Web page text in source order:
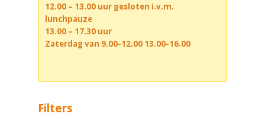
12.00 – 13.00 uur gesloten i.v.m.
lunchpauze
13.00 – 17.30 uur
Zaterdag van 9.00-12.00 13.00-16.00
Filters